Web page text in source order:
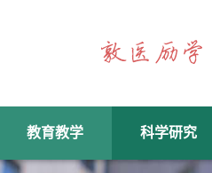
教育教学 科学研究